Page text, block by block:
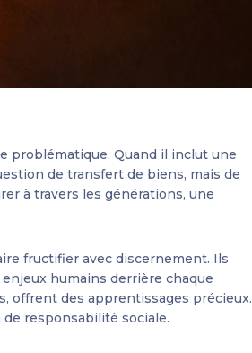
problématique. Quand il inclut une
de transfert de biens, mais de
à travers les générations, une
fructifier avec discernement. Ils
humains derrière chaque
offrent des apprentissages précieux.
de responsabilité sociale.